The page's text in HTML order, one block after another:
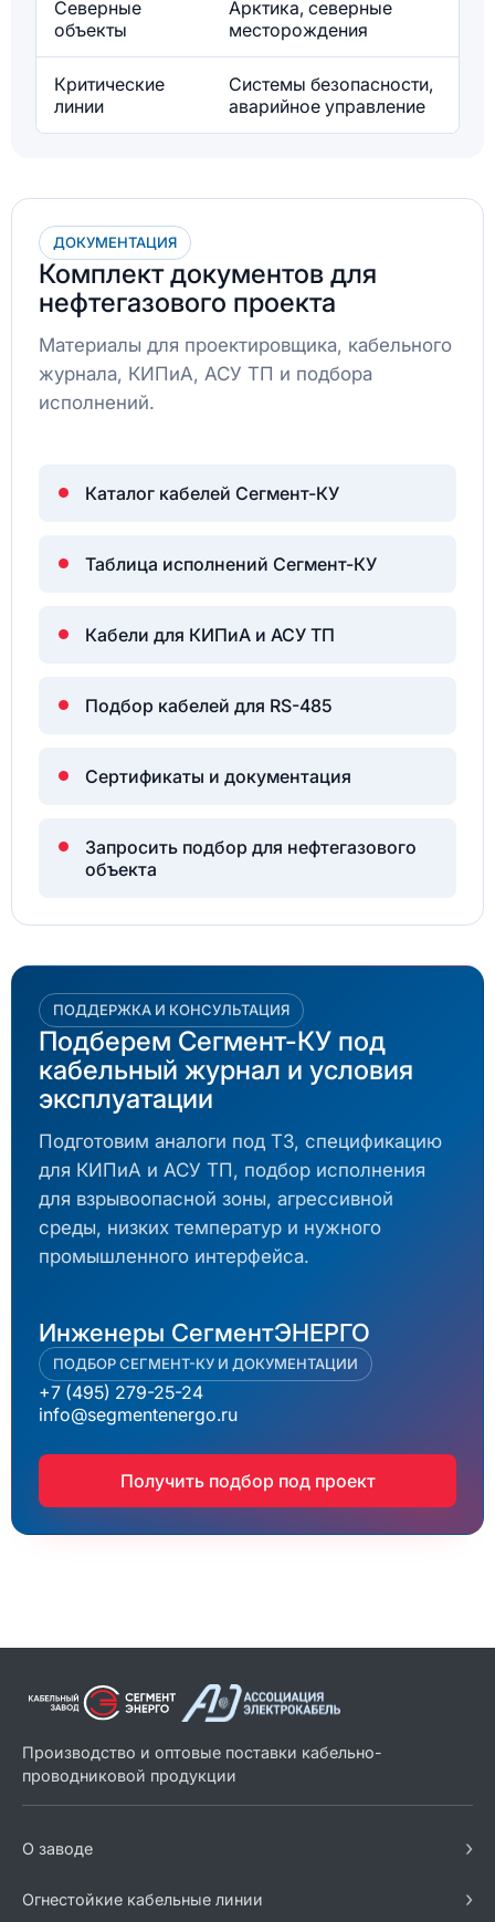
Северные
объекты
Арктика, северные
месторождения
Критические
линии
Системы безопасности,
аварийное управление
ДОКУМЕНТАЦИЯ
Комплект документов для
нефтегазового проекта
Материалы для проектировщика, кабельного
журнала, КИПиА, АСУ ТП и подбора
исполнений.
Каталог кабелей Сегмент-КУ
Таблица исполнений Сегмент-КУ
Кабели для КИПиА и АСУ ТП
Подбор кабелей для RS-485
Сертификаты и документация
Запросить подбор для нефтегазового
объекта
ПОДДЕРЖКА И КОНСУЛЬТАЦИЯ
Подберем Сегмент-КУ под
кабельный журнал и условия
эксплуатации
Подготовим аналоги под ТЗ, спецификацию
для КИПиА и АСУ ТП, подбор исполнения
для взрывоопасной зоны, агрессивной
среды, низких температур и нужного
промышленного интерфейса.
Инженеры СегментЭНЕРГО
ПОДБОР СЕГМЕНТ-КУ И ДОКУМЕНТАЦИИ
+7 (495) 279-25-24
info@segmentenergo.ru
Получить подбор под проект
Производство и оптовые поставки кабельно-
проводниковой продукции
О заводе ›
Огнестойкие кабельные линии ›